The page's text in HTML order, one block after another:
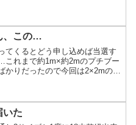
糸は縦糸の色合いとの相性未確
んとなくのフ...
、この…
てくるとどう申し込めば当選す
これまで約1m×約2mのプチブー
かりだったので今回は2×2mのレ
、全部のイベントに申し込んで
はなく...
いた